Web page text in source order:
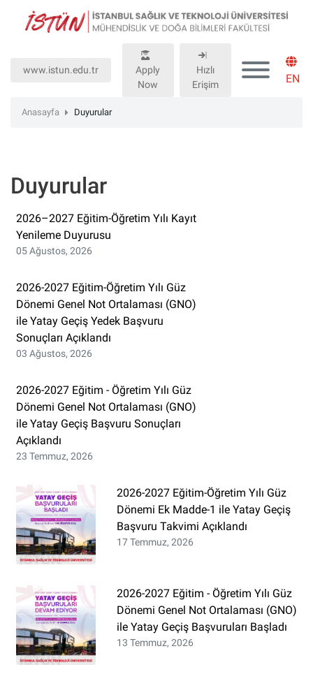
dikkat:
sitesinde,
destekleyen
sistemi
bulunur.
www.istun.edu.tr
Apply
Now
Hızlı
Erişim
EN
Anasayfa Duyurular
Duyurular
2026–2027 Eğitim-Öğretim Yılı Kayıt
Yenileme Duyurusu
05 Ağustos, 2026
2026-2027 Eğitim-Öğretim Yılı Güz
Dönemi Genel Not Ortalaması (GNO)
ile Yatay Geçiş Yedek Başvuru
Sonuçları Açıklandı
03 Ağustos, 2026
2026-2027 Eğitim - Öğretim Yılı Güz
Dönemi Genel Not Ortalaması (GNO)
ile Yatay Geçiş Başvuru Sonuçları
Açıklandı
23 Temmuz, 2026
2026-2027 Eğitim-Öğretim Yılı Güz
Dönemi Ek Madde-1 ile Yatay Geçiş
Başvuru Takvimi Açıklandı
17 Temmuz, 2026
2026-2027 Eğitim - Öğretim Yılı Güz
Dönemi Genel Not Ortalaması (GNO)
ile Yatay Geçiş Başvuruları Başladı
13 Temmuz, 2026